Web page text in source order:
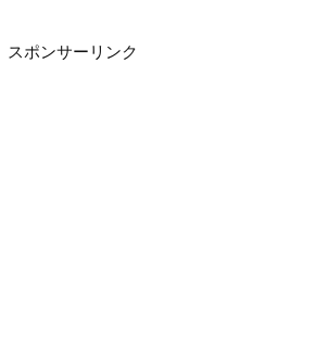
スポンサーリンク